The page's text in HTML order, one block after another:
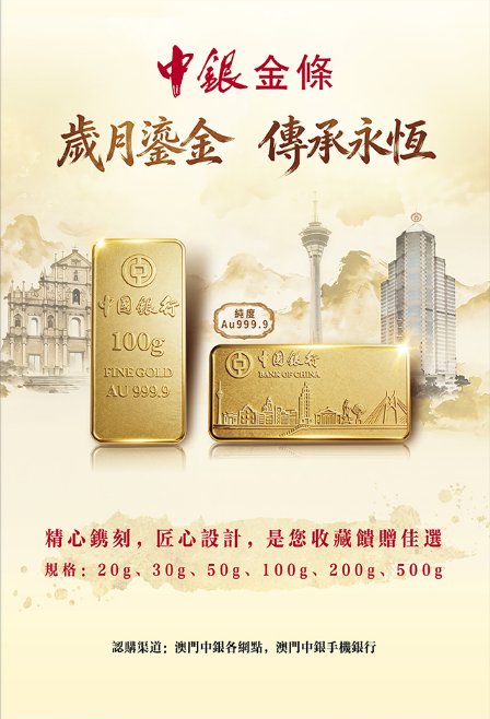
28658
兩模擬票站今日最後一天開放
選管會籲公眾把握機會前往參觀
12/09/2025 70165